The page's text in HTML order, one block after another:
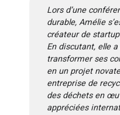
Lors d’une
durable, Amélie
créateur de
En discutant, elle
transformer ses
en un projet
entreprise de
des déchets en
appréciées